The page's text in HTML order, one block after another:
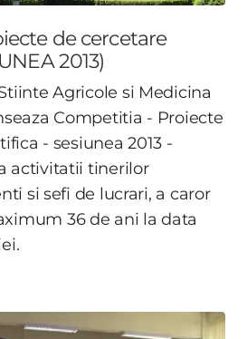
de cercetare
2013)
Agricole si Medicina
Competitia - Proiecte
- sesiunea 2013 -
activitatii tinerilor
si sefi de lucrari, a caror
36 de ani la data